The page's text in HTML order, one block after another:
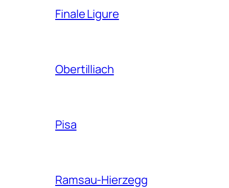
Finale Ligure
Obertilliach
Pisa
Ramsau-Hierzegg